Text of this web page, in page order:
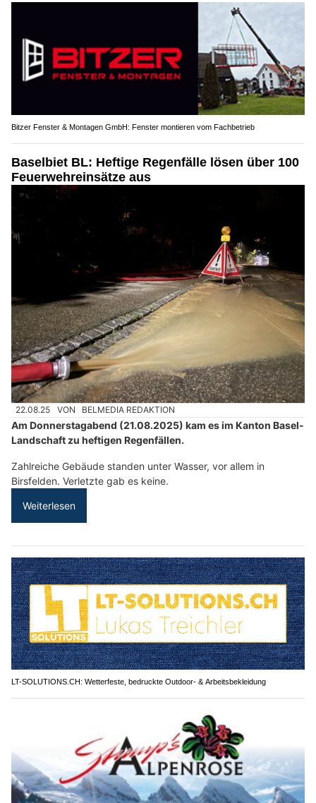
Bitzer Fenster & Montagen GmbH: Fenster montieren vom Fachbetrieb
Baselbiet BL: Heftige Regenfälle lösen über 100
Feuerwehreinsätze aus
22.08.25 VON BELMEDIA REDAKTION
Am Donnerstagabend (21.08.2025) kam es im Kanton Basel-
Landschaft zu heftigen Regenfällen.
Zahlreiche Gebäude standen unter Wasser, vor allem in
Birsfelden. Verletzte gab es keine.
Weiterlesen
LT-SOLUTIONS.CH: Wetterfeste, bedruckte Outdoor- & Arbeitsbekleidung